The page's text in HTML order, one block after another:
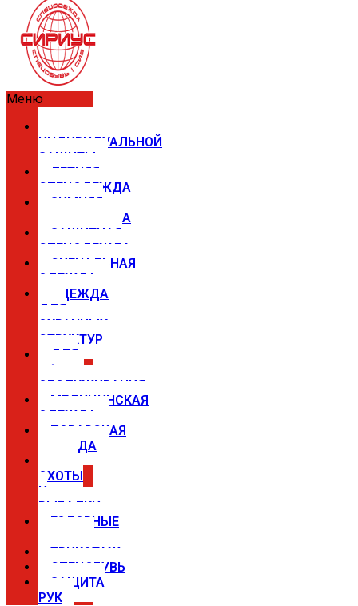
Меню
СРЕДСТВА
ИНДИВИДУАЛЬНОЙ
ЗАЩИТЫ
ЛЕТНЯЯ
СПЕЦОДЕЖДА
ЗИМНЯЯ
СПЕЦОДЕЖДА
ЗАЩИТНАЯ
СПЕЦОДЕЖДА
СИГНАЛЬНАЯ
ОДЕЖДА
ОДЕЖДА
ДЛЯ
ОХРАННЫХ
СТРУКТУР
ДЛЯ
СФЕРЫ
ОБСЛУЖИВАНИЯ
МЕДИЦИНСКАЯ
ОДЕЖДА
ПОВАРСКАЯ
ОДЕЖДА
ДЛЯ
ОХОТЫ
И
РЫБАЛКИ
ГОЛОВНЫЕ
УБОРЫ
ТРИКОТАЖ
СПЕЦОБУВЬ
ЗАЩИТА
РУК